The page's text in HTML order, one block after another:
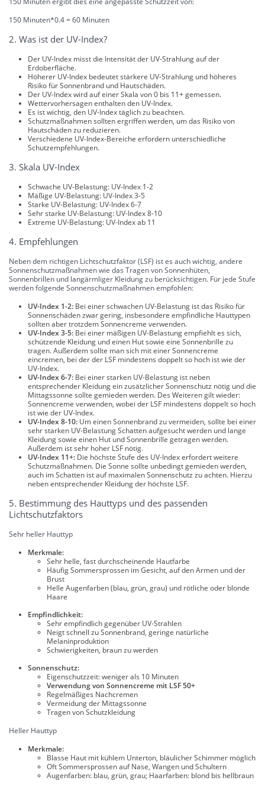
150 Minuten*0.4 = 60 Minuten
2. Was ist der UV-Index?
Der UV-Index misst die Intensität der UV-Strahlung auf der
Erdoberfläche.
Höherer UV-Index bedeutet stärkere UV-Strahlung und höheres
Risiko für Sonnenbrand und Hautschäden.
Der UV-Index wird auf einer Skala von 0 bis 11+ gemessen.
Wettervorhersagen enthalten den UV-Index.
Es ist wichtig, den UV-Index täglich zu beachten.
Schutzmaßnahmen sollten ergriffen werden, um das Risiko von
Hautschäden zu reduzieren.
Verschiedene UV-Index-Bereiche erfordern unterschiedliche
Schutzempfehlungen.
3. Skala UV-Index
Schwache UV-Belastung: UV-Index 1-2
Mäßige UV-Belastung: UV-Index 3-5
Starke UV-Belastung: UV-Index 6-7
Sehr starke UV-Belastung: UV-Index 8-10
Extreme UV-Belastung: UV-Index ab 11
4. Empfehlungen
Neben dem richtigen Lichtschutzfaktor (LSF) ist es auch wichtig, andere
Sonnenschutzmaßnahmen wie das Tragen von Sonnenhüten,
Sonnenbrillen und langärmliger Kleidung zu berücksichtigen. Für jede Stufe
werden folgende Sonnenschutzmaßnahmen empfohlen:
UV-Index 1-2: Bei einer schwachen UV-Belastung ist das Risiko für
Sonnenschäden zwar gering, insbesondere empfindliche Hauttypen
sollten aber trotzdem Sonnencreme verwenden.
UV-Index 3-5: Bei einer mäßigen UV-Belastung empfiehlt es sich,
schützende Kleidung und einen Hut sowie eine Sonnenbrille zu
tragen. Außerdem sollte man sich mit einer Sonnencreme
eincremen, bei der der LSF mindestens doppelt so hoch ist wie der
UV-Index.
UV-Index 6-7: Bei einer starken UV-Belastung ist neben
entsprechender Kleidung ein zusätzlicher Sonnenschutz nötig und die
Mittagssonne sollte gemieden werden. Des Weiteren gilt wieder:
Sonnencreme verwenden, wobei der LSF mindestens doppelt so hoch
ist wie der UV-Index.
UV-Index 8-10: Um einen Sonnenbrand zu vermeiden, sollte bei einer
sehr starken UV-Belastung Schatten aufgesucht werden und lange
Kleidung sowie einen Hut und Sonnenbrille getragen werden.
Außerdem ist sehr hoher LSF nötig.
UV-Index 11+: Die höchste Stufe des UV-Index erfordert weitere
Schutzmaßnahmen. Die Sonne sollte unbedingt gemieden werden,
auch im Schatten ist auf maximalen Sonnenschutz zu achten. Hierzu
neben entsprechender Kleidung der höchste LSF.
5. Bestimmung des Hauttyps und des passenden
Lichtschutzfaktors
Sehr heller Hauttyp
Merkmale:
Sehr helle, fast durchscheinende Hautfarbe
Häufig Sommersprossen im Gesicht, auf den Armen und der
Brust
Helle Augenfarben (blau, grün, grau) und rötliche oder blonde
Haare
Empfindlichkeit:
Sehr empfindlich gegenüber UV-Strahlen
Neigt schnell zu Sonnenbrand, geringe natürliche
Melaninproduktion
Schwierigkeiten, braun zu werden
Sonnenschutz:
Eigenschutzzeit: weniger als 10 Minuten
Verwendung von Sonnencreme mit LSF 50+
Regelmäßiges Nachcremen
Vermeidung der Mittagssonne
Tragen von Schutzkleidung
Heller Hauttyp
Merkmale:
Blasse Haut mit kühlem Unterton, bläulicher Schimmer möglich
Oft Sommersprossen auf Nase, Wangen und Schultern
Augenfarben: blau, grün, grau; Haarfarben: blond bis hellbraun